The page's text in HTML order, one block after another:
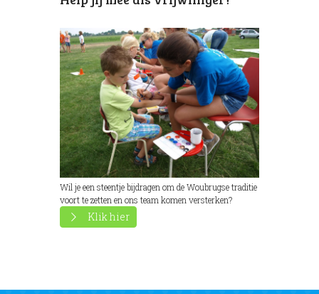
Wil je een steentje bijdragen om de Woubrugse traditie
voort te zetten en ons team komen versterken?
Klik hier